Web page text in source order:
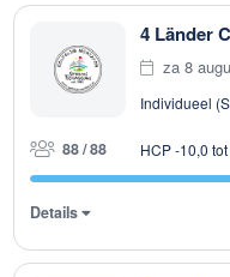
4 Länder
za 8
Individueel
88 / 88 HCP -10,0
Details